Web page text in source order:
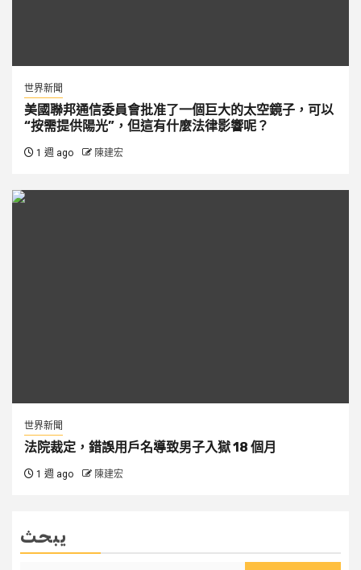
世界新聞
美國聯邦通信委員會批准了一個巨大的太空鏡子，可以
“按需提供陽光”，但這有什麼法律影響呢？
1 週 ago 陳建宏
世界新聞
法院裁定，錯誤用戶名導致男子入獄 18 個月
1 週 ago 陳建宏
يبحث